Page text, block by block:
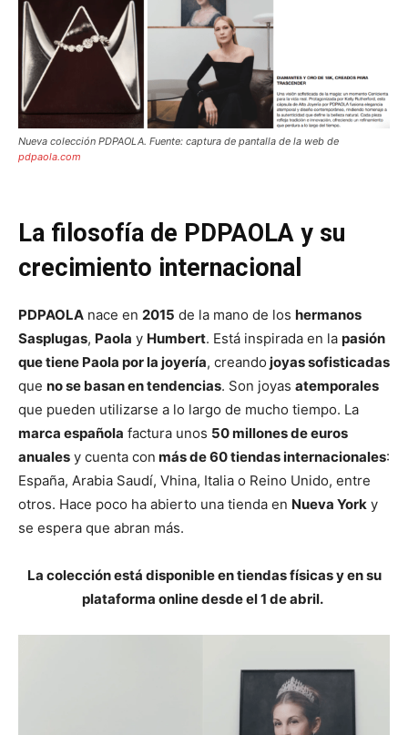
Nueva colección PDPAOLA. Fuente: captura de pantalla de la web de
pdpaola.com
La filosofía de PDPAOLA y su
crecimiento internacional
PDPAOLA nace en 2015 de la mano de los hermanos
Sasplugas, Paola y Humbert. Está inspirada en la pasión
que tiene Paola por la joyería, creando joyas sofisticadas
que no se basan en tendencias. Son joyas atemporales
que pueden utilizarse a lo largo de mucho tiempo. La
marca española factura unos 50 millones de euros
anuales y cuenta con más de 60 tiendas internacionales:
España, Arabia Saudí, Vhina, Italia o Reino Unido, entre
otros. Hace poco ha abierto una tienda en Nueva York y
se espera que abran más.
La colección está disponible en tiendas físicas y en su
plataforma online desde el 1 de abril.